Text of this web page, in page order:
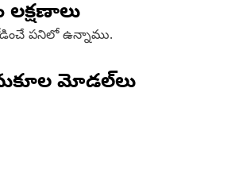
లక్షణాలు
పనిలో ఉన్నాము.
మోడల్‌లు